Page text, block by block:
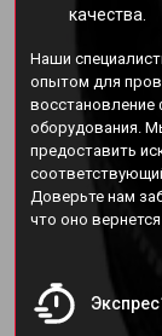
качества.
Наши
опытом для
восстановление
оборудования.
предоставить
Доверьте нам
что оно